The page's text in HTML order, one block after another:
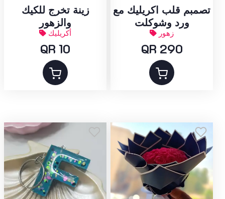
زينة تخرج للكيك
والزهور
أكريليك
QR 10
تصمبم قلب اكريليك مع
ورد وشوكلت
زهور
QR 290